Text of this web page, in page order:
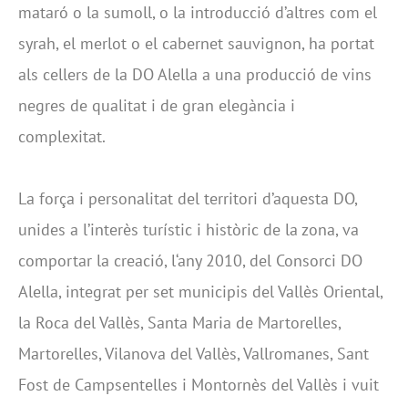
mataró o la sumoll, o la introducció d’altres com el
syrah, el merlot o el cabernet sauvignon, ha portat
als cellers de la DO Alella a una producció de vins
negres de qualitat i de gran elegància i
complexitat.
La força i personalitat del territori d’aquesta DO,
unides a l’interès turístic i històric de la zona, va
comportar la creació, l‘any 2010, del Consorci DO
Alella, integrat per set municipis del Vallès Oriental,
la Roca del Vallès, Santa Maria de Martorelles,
Martorelles, Vilanova del Vallès, Vallromanes, Sant
Fost de Campsentelles i Montornès del Vallès i vuit